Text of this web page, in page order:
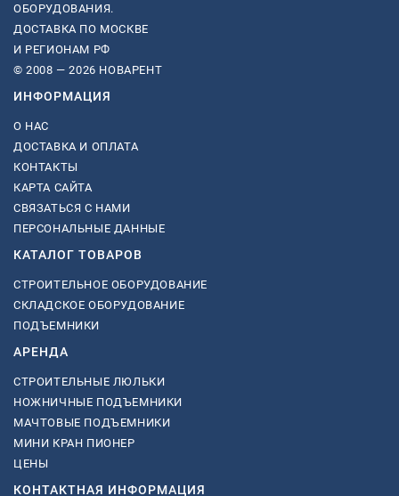
ОБОРУДОВАНИЯ.
ДОСТАВКА ПО МОСКВЕ
И РЕГИОНАМ РФ
© 2008 — 2026 НОВАРЕНТ
ИНФОРМАЦИЯ
О НАС
ДОСТАВКА И ОПЛАТА
КОНТАКТЫ
КАРТА САЙТА
СВЯЗАТЬСЯ С НАМИ
ПЕРСОНАЛЬНЫЕ ДАННЫЕ
КАТАЛОГ ТОВАРОВ
СТРОИТЕЛЬНОЕ ОБОРУДОВАНИЕ
СКЛАДСКОЕ ОБОРУДОВАНИЕ
ПОДЪЕМНИКИ
АРЕНДА
СТРОИТЕЛЬНЫЕ ЛЮЛЬКИ
НОЖНИЧНЫЕ ПОДЪЕМНИКИ
МАЧТОВЫЕ ПОДЪЕМНИКИ
МИНИ КРАН ПИОНЕР
ЦЕНЫ
КОНТАКТНАЯ ИНФОРМАЦИЯ